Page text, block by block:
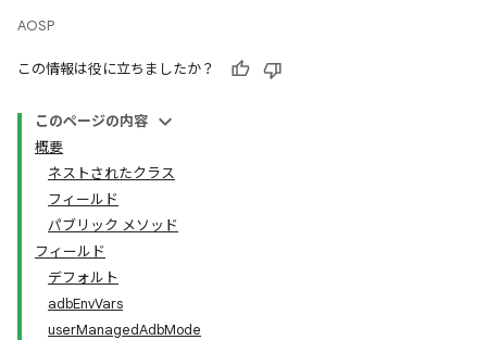
AOSP
この情報は役に立ちましたか？
このページの内容
概要
ネストされたクラス
フィールド
パブリック メソッド
フィールド
デフォルト
adbEnvVars
userManagedAdbMode